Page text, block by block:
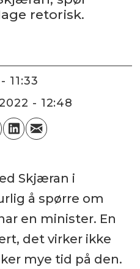
retorisk.
11:33
- 12:48
Skjæran i
å spørre om
en minister. En
det virker ikke
mye tid på den.